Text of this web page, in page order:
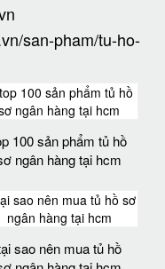
san-pham/tu-ho-
100 sản phẩm tủ hồ
ngân hàng tại hcm
sao nên mua tủ hồ